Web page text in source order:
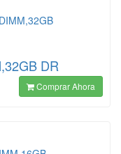
DR
Comprar Ahora